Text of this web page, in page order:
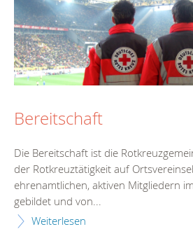
Bereitschaft
Die Bereitschaft ist die
der Rotkreuztätigkeit auf
ehrenamtlichen, aktiven Mitgliedern
gebildet und von...
Weiterlesen